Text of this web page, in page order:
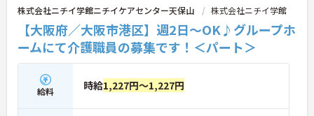
株式会社ニチイ学館ニチイケアセンター天保山 株式会社ニチイ学館
【大阪府／大阪市港区】週2日～OK♪グループホ
ームにて介護職員の募集です！＜パート＞
給料 時給1,227円～1,227円